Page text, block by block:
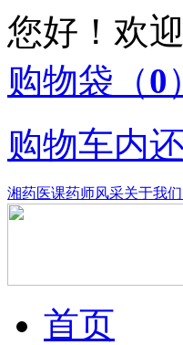
您好！欢
购物袋 （0）
购物车内
湘药医课药师风采关于我们
首页